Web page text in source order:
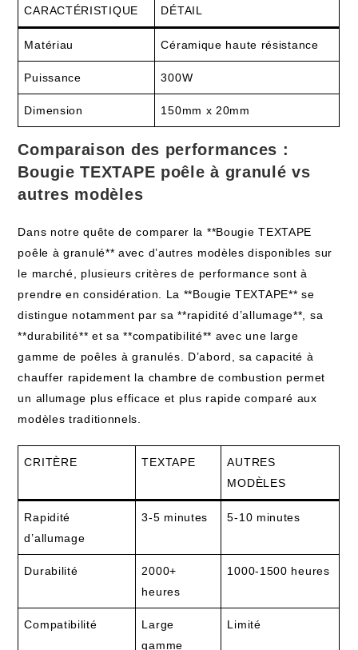
CARACTÉRISTIQUE DÉTAIL
Matériau Céramique haute résistance
Puissance 300W
Dimension 150mm x 20mm
Comparaison des performances :
Bougie TEXTAPE poêle à granulé vs
autres modèles
Dans notre quête de comparer la **Bougie TEXTAPE
poêle à granulé** avec d’autres modèles disponibles sur
le marché, plusieurs critères de performance sont à
prendre en considération. La **Bougie TEXTAPE** se
distingue notamment par sa **rapidité d’allumage**, sa
**durabilité** et sa **compatibilité** avec une large
gamme de poêles à granulés. D’abord, sa capacité à
chauffer rapidement la chambre de combustion permet
un allumage plus efficace et plus rapide comparé aux
modèles traditionnels.
CRITÈRE TEXTAPE
AUTRES
MODÈLES
Rapidité
d’allumage
3-5 minutes 5-10 minutes
Durabilité
2000+
heures
1000-1500 heures
Compatibilité
Large
gamme
Limité